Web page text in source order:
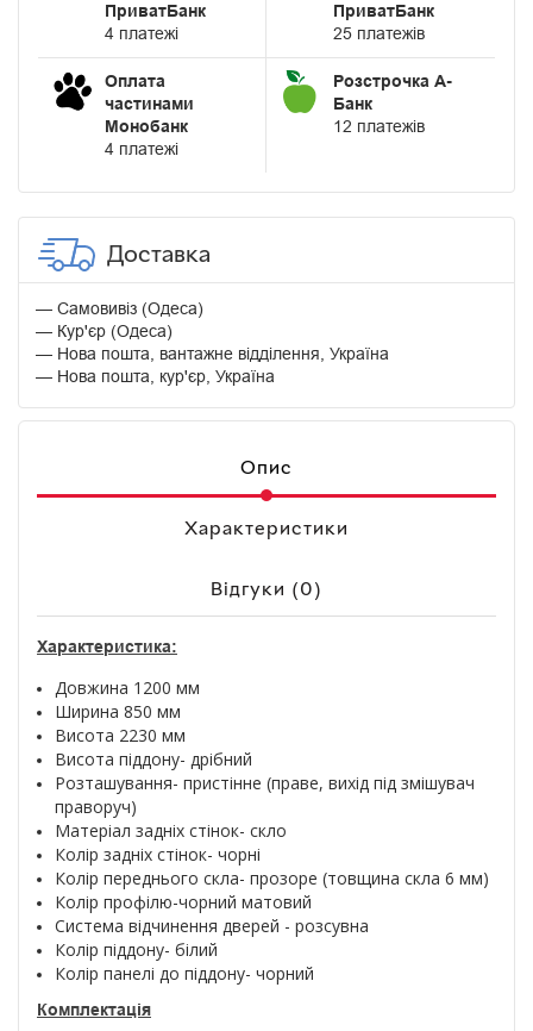
ПриватБанк
4 платежі
ПриватБанк
25 платежів
Оплата
частинами
Монобанк
4 платежі
Розстрочка А-
Банк
12 платежів
Доставка
Самовивіз (Одеса)
Кур'єр (Одеса)
Нова пошта, вантажне відділення, Україна
Нова пошта, кур'єр, Україна
Опис
Характеристики
Відгуки (0)
Характеристика:
Довжина 1200 мм
Ширина 850 мм
Висота 2230 мм
Висота піддону- дрібний
Розташування- пристінне (праве, вихід під змішувач
праворуч)
Матеріал задніх стінок- скло
Колір задніх стінок- чорні
Колір переднього скла- прозоре (товщина скла 6 мм)
Колір профілю-чорний матовий
Система відчинення дверей - розсувна
Колір піддону- білий
Колір панелі до піддону- чорний
Комплектація